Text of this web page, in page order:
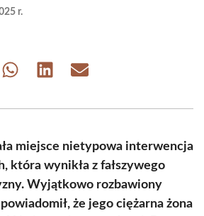
r.
Share Share Share
miejsce nietypowa interwencja
która wynikła z fałszywego
Wyjątkowo rozbawiony
że jego ciężarna żona